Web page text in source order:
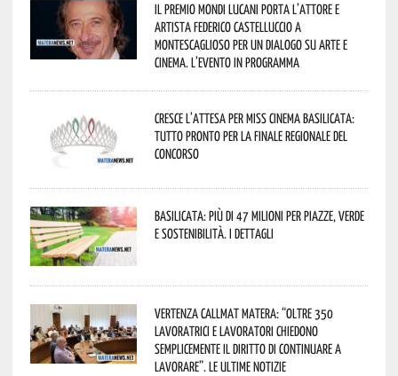
Il Premio Mondi Lucani porta l’attore e
artista Federico Castelluccio a
Montescaglioso per un dialogo su arte e
cinema. L’evento in programma
Cresce l’attesa per Miss Cinema Basilicata:
tutto pronto per la finale regionale del
concorso
Basilicata: più di 47 milioni per piazze, verde
e sostenibilità. I dettagli
Vertenza CallMat Matera: “Oltre 350
lavoratrici e lavoratori chiedono
semplicemente il diritto di continuare a
lavorare”. Le ultime notizie